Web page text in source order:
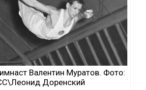
Валентин Муратов. Фото:
Доренский